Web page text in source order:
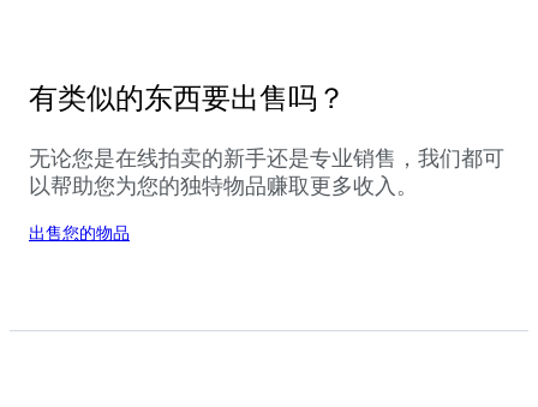
有类似的东西要出售吗？
无论您是在线拍卖的新手还是专业销售，我们都可
以帮助您为您的独特物品赚取更多收入。
出售您的物品